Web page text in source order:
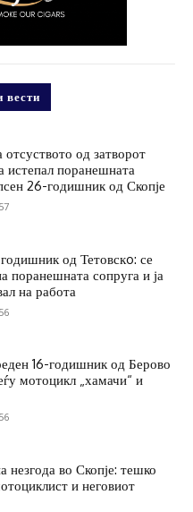
вести
отсуството од затворот
истепал поранешната
26-годишник од Скопје
од Тетовскo: се
поранешната сопруга и ја
на работа
16-годишник од Берово
мотоцикл „хамачи“ и
незгода во Скопје: тешко
и неговиот